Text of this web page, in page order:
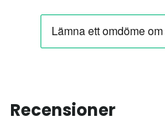
Recensioner